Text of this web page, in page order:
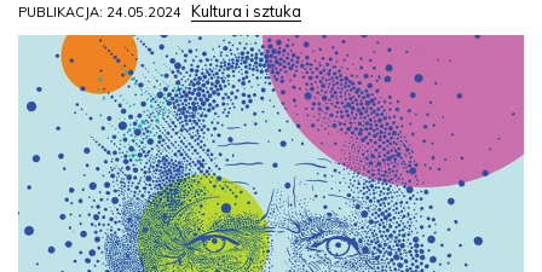
PUBLIKACJA: 24.05.2024 Kultura i sztuka